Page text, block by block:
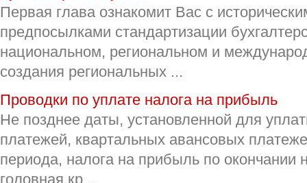
Первая глава ознакомит Вас с
предпосылками стандартизации
национальном, региональном и
создания региональных ...
Проводки по уплате налога на прибыль
Не позднее даты, установленной для
платежей, квартальных авансовых
периода, налога на прибыль по окончании
головная кр ...